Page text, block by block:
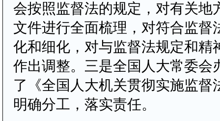
会按照监督法的规定，对有关地
文件进行全面梳理，对符合监督
化和细化，对与监督法规定和精
作出调整。三是全国人大常委会
了《全国人大机关贯彻实施监督
明确分工，落实责任。